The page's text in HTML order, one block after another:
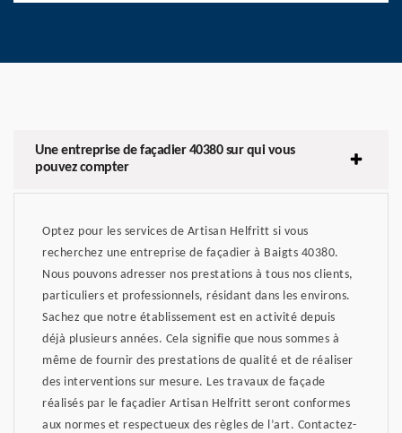
Une entreprise de façadier 40380 sur qui vous
pouvez compter
Optez pour les services de Artisan Helfritt si vous
recherchez une entreprise de façadier à Baigts 40380.
Nous pouvons adresser nos prestations à tous nos clients,
particuliers et professionnels, résidant dans les environs.
Sachez que notre établissement est en activité depuis
déjà plusieurs années. Cela signifie que nous sommes à
même de fournir des prestations de qualité et de réaliser
des interventions sur mesure. Les travaux de façade
réalisés par le façadier Artisan Helfritt seront conformes
aux normes et respectueux des règles de l’art. Contactez-